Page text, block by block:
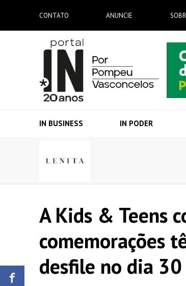
CONTATO ANUNCIE
IN BUSINESS IN PODER
A Kids & Teens
comemorações
desfile no dia